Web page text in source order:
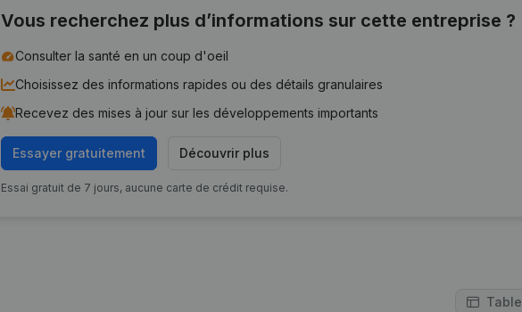
Vous recherchez plus d’informations sur cette entreprise ?
Consulter la santé en un coup d'oeil
Choisissez des informations rapides ou des détails granulaires
Recevez des mises à jour sur les développements importants
Essayer gratuitement Découvrir plus
Essai gratuit de 7 jours, aucune carte de crédit requise.
Table